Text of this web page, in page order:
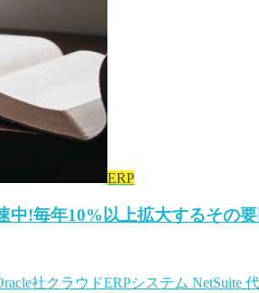
ERP
!毎年10%以上拡大するその要
社クラウドERPシステム